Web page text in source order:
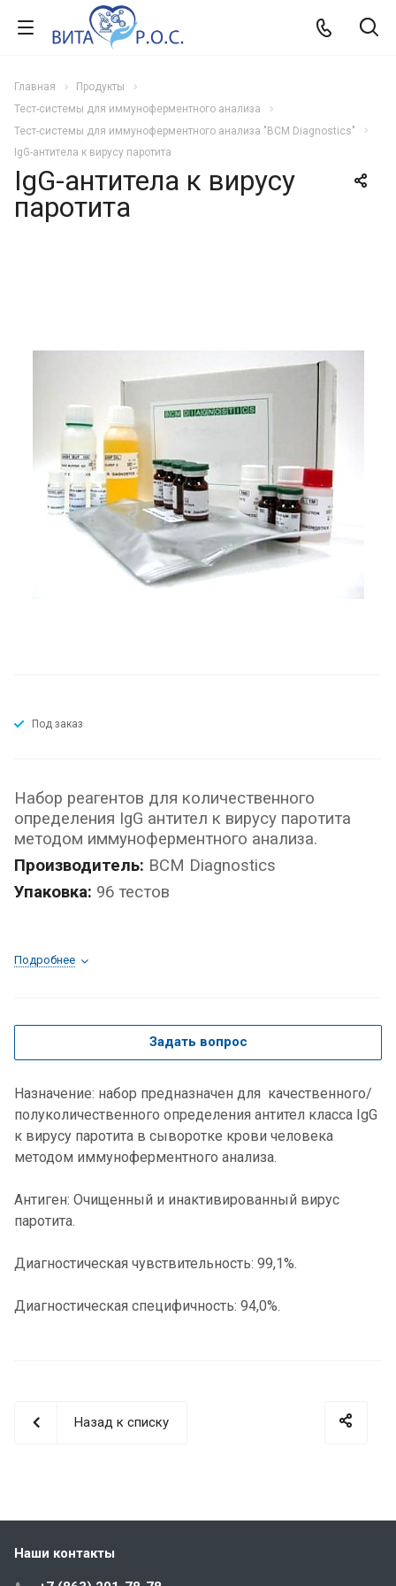
Главная
Продукты
Тест-системы для иммуноферментного анализа
Тест-системы для иммуноферментного анализа "BCM Diagnostics"
IgG-антитела к вирусу паротита
IgG-антитела к вирусу
паротита
Под заказ
Набор реагентов для количественного
определения IgG антител к вирусу паротита
методом иммуноферментного анализа.
Производитель: BCM Diagnostics
Упаковка: 96 тестов
Подробнее
Задать вопрос
Назначение: набор предназначен для качественного/
полуколичественного определения антител класса IgG
к вирусу паротита в сыворотке крови человека
методом иммуноферментного анализа.
Антиген: Очищенный и инактивированный вирус
паротита.
Диагностическая чувствительность: 99,1%.
Диагностическая специфичность: 94,0%.
Назад к списку
Наши контакты